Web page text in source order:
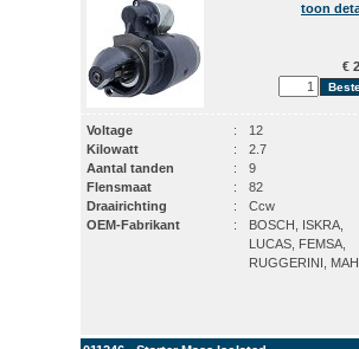
toon
€
Voltage :
12
Kilowatt
:
2.7
Aantal tanden
:
9
Flensmaat
:
82
Draairichting
:
Ccw
OEM-Fabrikant
:
BOSCH, ISKRA,
LUCAS, FEMSA,
RUGGERINI,